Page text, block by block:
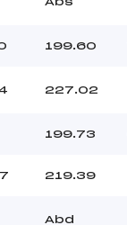
199.60
227.02
199.73
219.39
Abd